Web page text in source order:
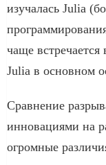
изучалась Julia
чаще встречается
Julia в основном
Сравнение
инновациями на
огромные